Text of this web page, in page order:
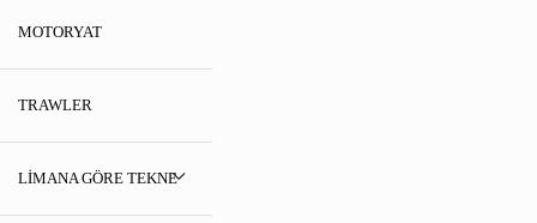
MOTORYAT
TRAWLER
LIMANA GÖRE TEKNE